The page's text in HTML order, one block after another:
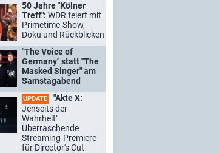
50 Jahre "Kölner
Treff": WDR feiert mit
Primetime-Show,
Doku und Rückblicken
"The Voice of
Germany" statt "The
Masked Singer" am
Samstagabend
UPDATE
"Akte X:
Jenseits der
Wahrheit":
Überraschende
Streaming-Premiere
für Director's Cut